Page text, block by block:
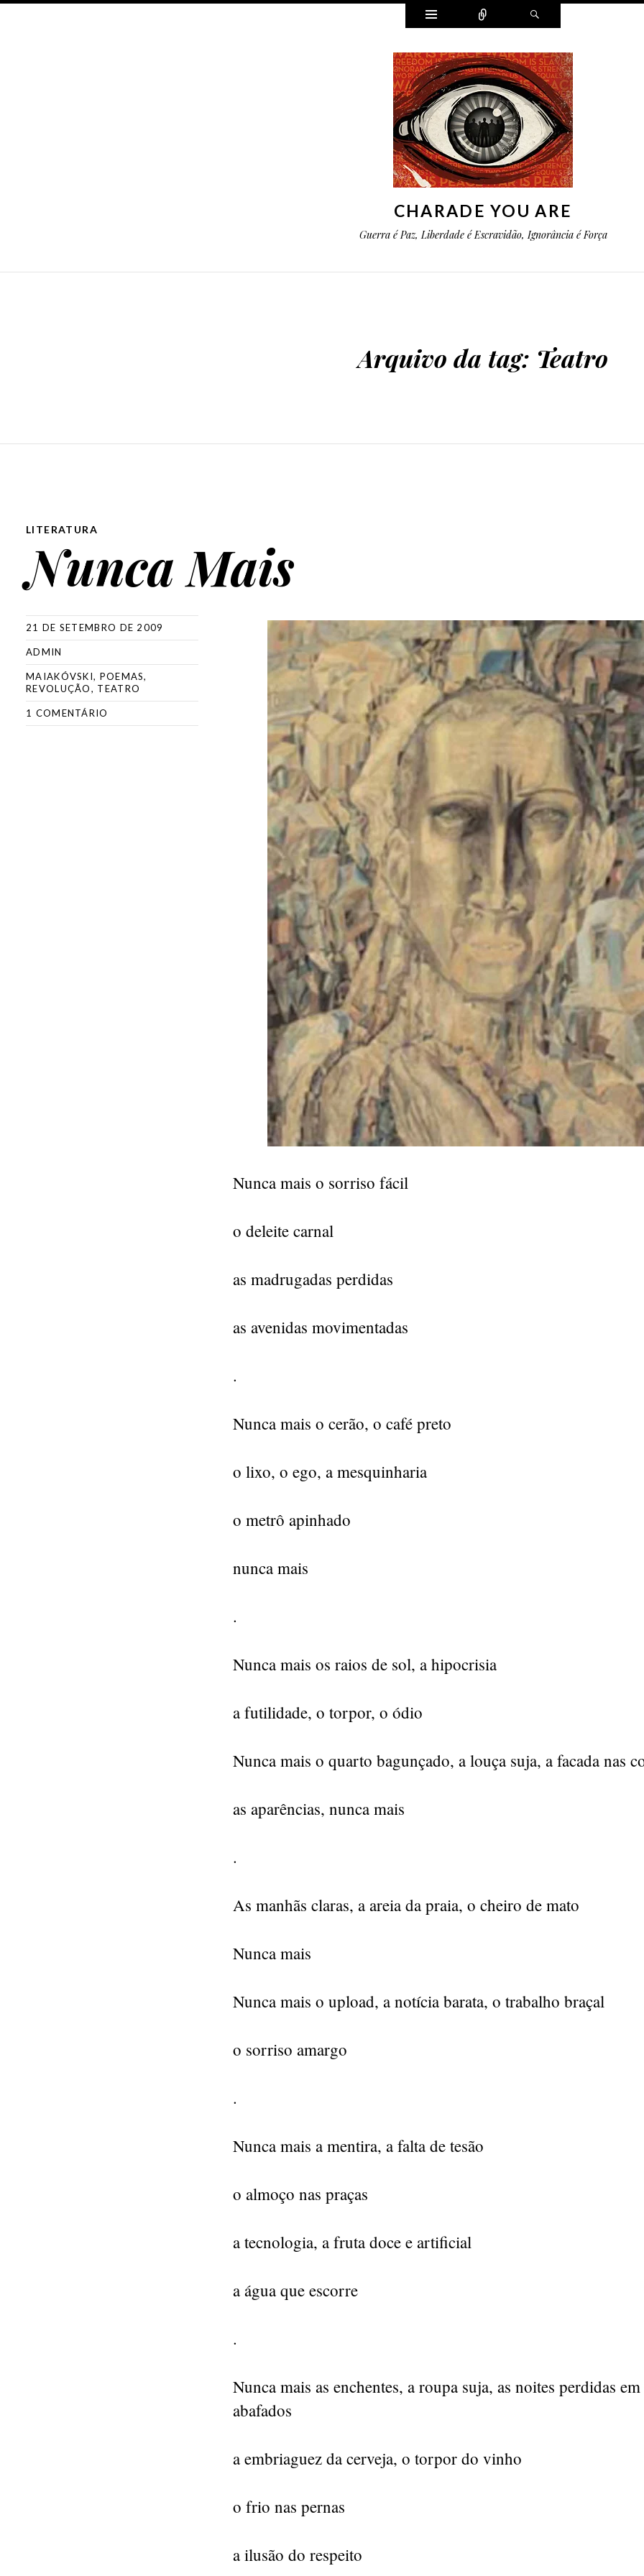
Widgets Conectar
CHARADE YOU ARE
Guerra é Paz, Liberdade é Escravidão, Ignorância é Força
Arquivo da tag: Teatro
LITERATURA
Nunca Mais
21 DE SETEMBRO DE 2009
ADMIN
MAIAKÓVSKI, POEMAS,
REVOLUÇÃO, TEATRO
1 COMENTÁRIO
Nunca mais o sorriso fácil
o deleite carnal
as madrugadas perdidas
as avenidas movimentadas
.
Nunca mais o cerão, o café preto
o lixo, o ego, a mesquinharia
o metrô apinhado
nunca mais
.
Nunca mais os raios de sol, a hipocrisia
a futilidade, o torpor, o ódio
Nunca mais o quarto bagunçado, a louça suja, a facada nas
as aparências, nunca mais
.
As manhãs claras, a areia da praia, o cheiro de mato
Nunca mais
Nunca mais o upload, a notícia barata, o trabalho braçal
o sorriso amargo
.
Nunca mais a mentira, a falta de tesão
o almoço nas praças
a tecnologia, a fruta doce e artificial
a água que escorre
.
Nunca mais as enchentes, a roupa suja, as noites perdidas
abafados
a embriaguez da cerveja, o torpor do vinho
o frio nas pernas
a ilusão do respeito